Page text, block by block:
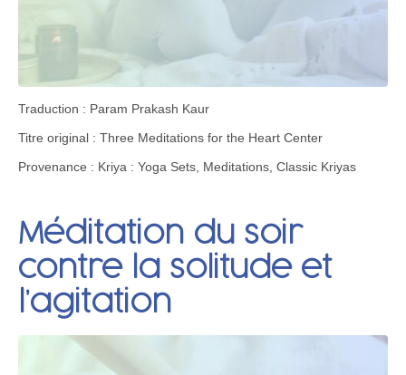
Traduction : Param Prakash Kaur
Titre original : Three Meditations for the Heart Center
Provenance : Kriya : Yoga Sets, Meditations, Classic Kriyas
Méditation du soir
contre la solitude et
l’agitation